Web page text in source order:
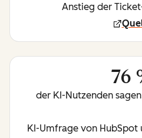
Anstieg der
76
der KI-Nutzenden
KI-Umfrage von HubSpot